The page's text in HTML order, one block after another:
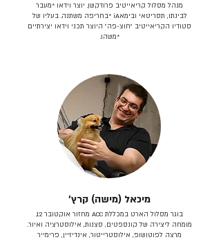
מנהל מסלול קריאייטיב פרודקשן. יוצר וידאו *מעבר
לבינתו, תסריטאי וב​ימאiA‎ *בחריפה משתנה. בעליו של
סטודיו הקריאייטיב ״חוצ-פה״ היוצר תכני וידאו יצירתיים
*משהו.
מיכאל (מישה) קרץ׳
בוגר מסלול הארט במכללת ACC מחזור אוקטובר 12.
מומחה ליצירה של קונספטים, סצנות, אילוסטרציה ואיור.
מרצה לפוטושופ, אילוסטרייטור, אינדיזיין, פרימייר